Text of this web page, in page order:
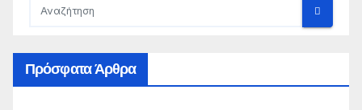
Πρόσφατα Άρθρα